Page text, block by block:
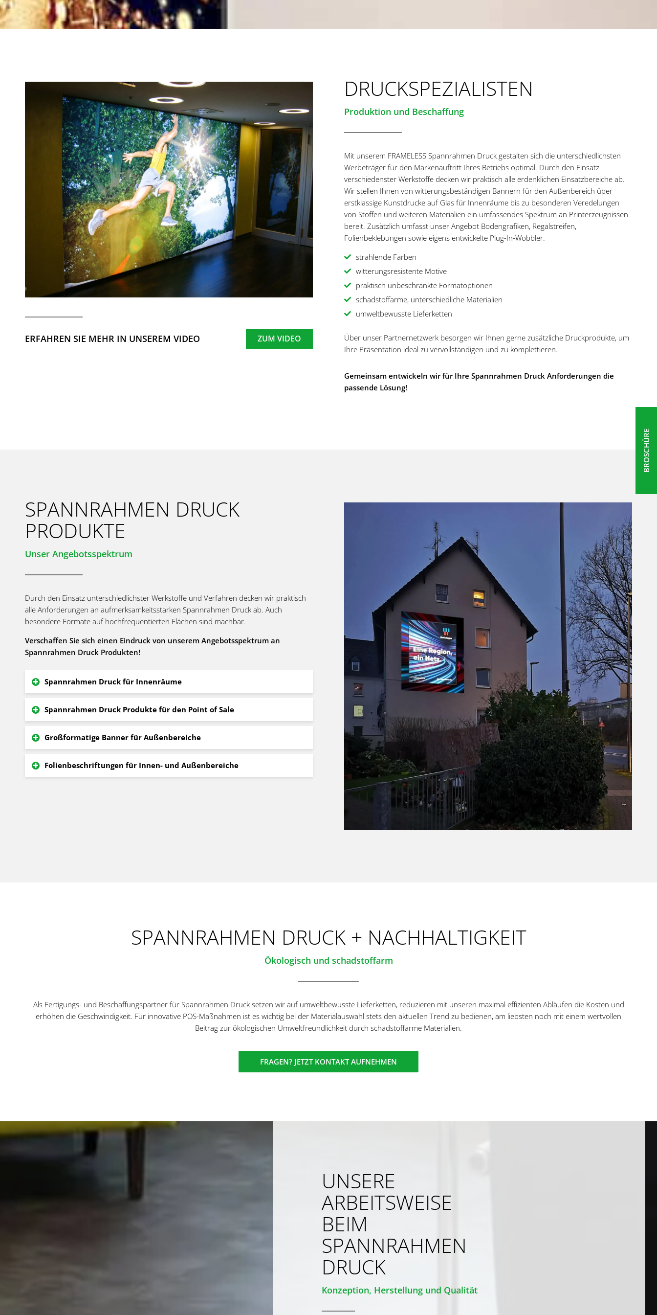
BROSCHÜRE
ERFAHREN SIE MEHR IN UNSEREM VIDEO ZUM VIDEO
DRUCKSPEZIALISTEN
Produktion und Beschaffung
Mit unserem FRAMELESS Spannrahmen Druck gestalten sich die unterschiedlichsten
Werbeträger für den Markenauftritt Ihres Betriebs optimal. Durch den Einsatz
verschiedenster Werkstoffe decken wir praktisch alle erdenklichen Einsatzbereiche ab.
Wir stellen Ihnen von witterungsbeständigen Bannern für den Außenbereich über
erstklassige Kunstdrucke auf Glas für Innenräume bis zu besonderen Veredelungen
von Stoffen und weiteren Materialien ein umfassendes Spektrum an Printerzeugnissen
bereit. Zusätzlich umfasst unser Angebot Bodengrafiken, Regalstreifen,
Folienbeklebungen sowie eigens entwickelte Plug-In-Wobbler.
strahlende Farben
witterungsresistente Motive
praktisch unbeschränkte Formatoptionen
schadstoffarme, unterschiedliche Materialien
umweltbewusste Lieferketten
Über unser Partnernetzwerk besorgen wir Ihnen gerne zusätzliche Druckprodukte, um
Ihre Präsentation ideal zu vervollständigen und zu komplettieren.
Gemeinsam entwickeln wir für Ihre Spannrahmen Druck Anforderungen die
passende Lösung!
SPANNRAHMEN DRUCK
PRODUKTE
Unser Angebotsspektrum
Durch den Einsatz unterschiedlichster Werkstoffe und Verfahren decken wir praktisch
alle Anforderungen an aufmerksamkeitsstarken Spannrahmen Druck ab. Auch
besondere Formate auf hochfrequentierten Flächen sind machbar.
Verschaffen Sie sich einen Eindruck von unserem Angebotsspektrum an
Spannrahmen Druck Produkten!
Spannrahmen Druck für Innenräume
Spannrahmen Druck Produkte für den Point of Sale
Großformatige Banner für Außenbereiche
Folienbeschriftungen für Innen- und Außenbereiche
SPANNRAHMEN DRUCK + NACHHALTIGKEIT
Ökologisch und schadstoffarm
Als Fertigungs- und Beschaffungspartner für Spannrahmen Druck setzen wir auf umweltbewusste Lieferketten, reduzieren mit unseren maximal effizienten Abläufen die Kosten und
erhöhen die Geschwindigkeit. Für innovative POS-Maßnahmen ist es wichtig bei der Materialauswahl stets den aktuellen Trend zu bedienen, am liebsten noch mit einem wertvollen
Beitrag zur ökologischen Umweltfreundlichkeit durch schadstoffarme Materialien.
FRAGEN? JETZT KONTAKT AUFNEHMEN
UNSERE
ARBEITSWEISE
BEIM
SPANNRAHMEN
DRUCK
Konzeption, Herstellung und Qualität